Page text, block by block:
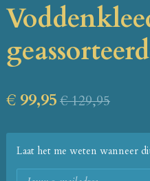
€ 99,95€ 129,95
Laat het me weten wanneer